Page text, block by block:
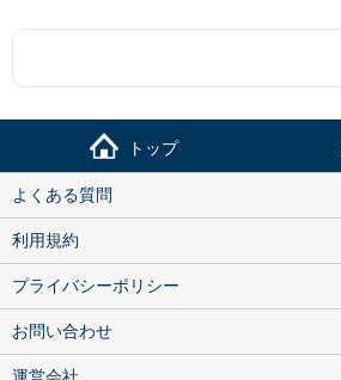
トップ
よくある質問
利用規約
プライバシーポリシー
お問い合わせ
運営会社